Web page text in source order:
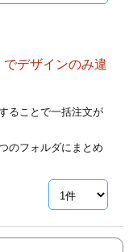
デザインのみ違
ることで一括注文が
のフォルダにまとめ